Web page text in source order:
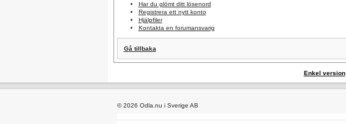
Har du glömt ditt lösenord
Registrera ett nytt konto
Hjälpfiler
Kontakta en forumansvarig
Gå tillbaka
Enkel version
© 2026 Odla.nu i Sverige AB